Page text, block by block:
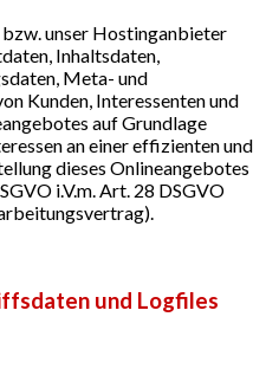
unser Hostinganbieter
Inhaltsdaten,
Meta- und
Kunden, Interessenten und
auf Grundlage
an einer effizienten und
dieses Onlineangebotes
i.V.m. Art. 28 DSGVO
und Logfiles